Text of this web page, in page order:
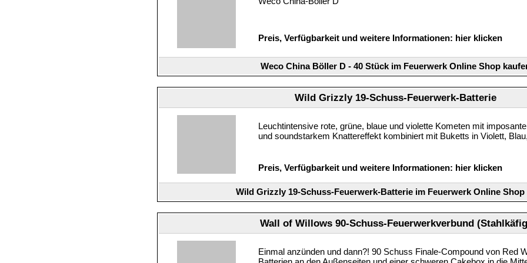
Preis, Verfügbarkeit und weitere Informationen: hier klicken
Weco China Böller D - 40 Stück im Feuerwerk Online Shop
Wild Grizzly 19-Schuss-Feuerwerk-Batterie
Leuchtintensive rote, grüne, blaue und violette Kometen mit
und soundstarkem Knattereffekt kombiniert mit Buketts in Violett,
Preis, Verfügbarkeit und weitere Informationen: hier klicken
Wild Grizzly 19-Schuss-Feuerwerk-Batterie im Feuerwerk Online Shop
Wall of Willows 90-Schuss-Feuerwerkverbund
Einmal anzünden und dann?! 90 Schuss Finale-Compound von Red